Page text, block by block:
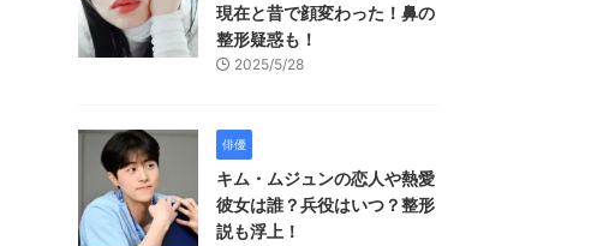
現在と昔で顔変わった！鼻の
整形疑惑も！
2025/5/28
俳優
キム・ムジュンの恋人や熱愛
彼女は誰？兵役はいつ？整形
説も浮上！